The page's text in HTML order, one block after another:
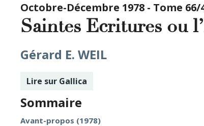
Octobre-Décembre 1978 - Tome 66/
Saintes Ecritures ou
Gérard E. WEIL
Lire sur Gallica
Sommaire
Avant-propos (1978)